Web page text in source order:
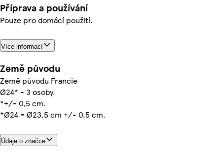
Příprava a používání
Pouze pro domácí použití.
Více informací
Země původu
Země původu Francie
Ø24* - 3 osoby.
*+/- 0,5 cm.
*Ø24 = Ø23,5 cm +/- 0,5 cm.
Údaje o značce